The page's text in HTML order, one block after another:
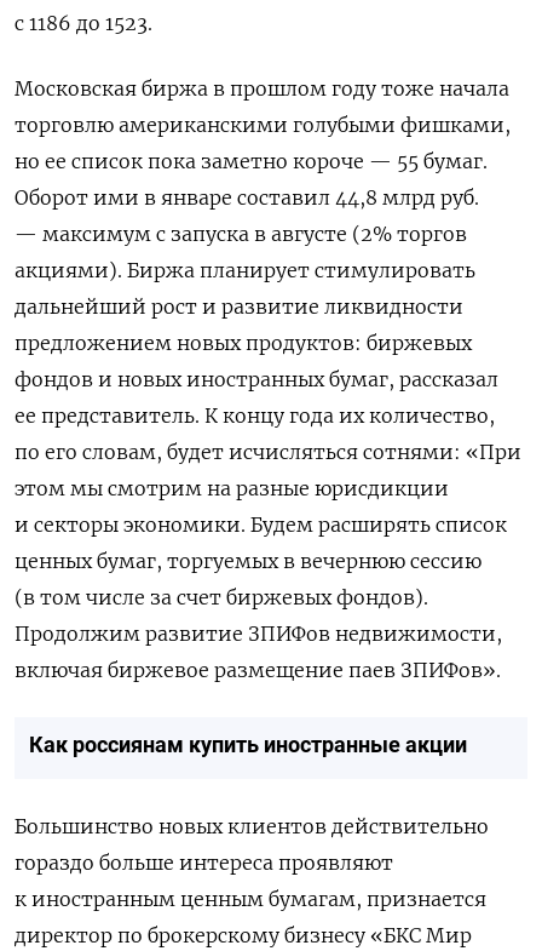
с 1186 до 1523.
Московская биржа в прошлом году тоже начала
торговлю американскими голубыми фишками,
но ее список пока заметно короче — 55 бумаг.
Оборот ими в январе составил 44,8 млрд руб.
— максимум с запуска в августе (2% торгов
акциями). Биржа планирует стимулировать
дальнейший рост и развитие ликвидности
предложением новых продуктов: биржевых
фондов и новых иностранных бумаг, рассказал
ее представитель. К концу года их количество,
по его словам, будет исчисляться сотнями: «При
этом мы смотрим на разные юрисдикции
и секторы экономики. Будем расширять список
ценных бумаг, торгуемых в вечернюю сессию
(в том числе за счет биржевых фондов).
Продолжим развитие ЗПИФов недвижимости,
включая биржевое размещение паев ЗПИФов».
Как россиянам купить иностранные акции
Большинство новых клиентов действительно
гораздо больше интереса проявляют
к иностранным ценным бумагам, признается
директор по брокерскому бизнесу «БКС Мир